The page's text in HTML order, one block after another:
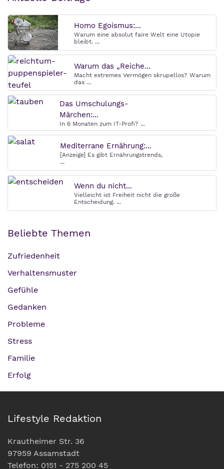
Homo Egoismus:...
Warum eine absolut faire Welt eine Utopie
bleibt. ...
Warum das „Reiche...
Macht extremes Vermögen skrupellos? Warum
das ...
Das Umschulungs-
Märchen:...
In 6 Monaten zum IT-Profi? ...
Mediterrane Ernährung:...
[Anzeige] Es gibt Ernährungstrends,
...
Wenn du nicht...
Vielleicht ist Freiheit nicht die große
Entscheidung. ...
Beliebte Themen
Zufriedenheit
Verhaltensmuster
Gefühle
Gedanken
Probleme
Stress
Familie
Erfolg
Lifestyle Redaktion
Krautheimer Str. 36
97959 Assamstadt
Telefon: 0151 - 275 200 45